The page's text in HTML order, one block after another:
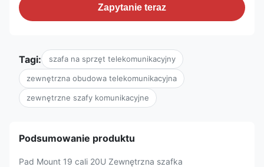
Zapytanie teraz
Tagi: szafa na sprzęt telekomunikacyjny
zewnętrzna obudowa telekomunikacyjna
zewnętrzne szafy komunikacyjne
Podsumowanie produktu
Pad Mount 19 cali 20U Zewnętrzna szafka